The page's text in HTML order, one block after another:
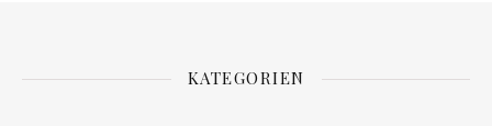
KATEGORIEN